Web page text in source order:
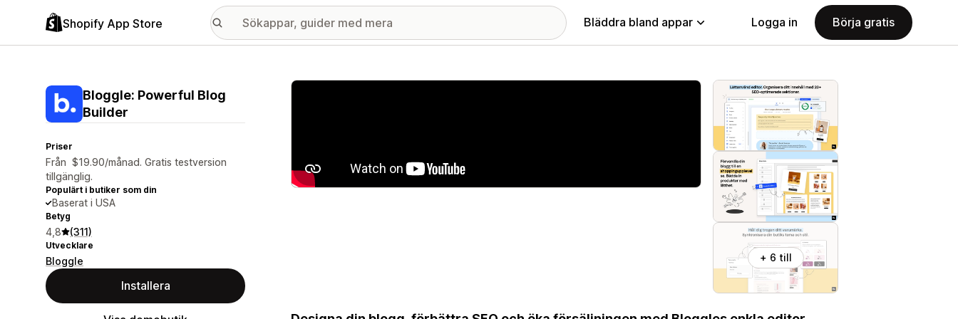
Shopify App Store Bläddra bland appar Logga in Börja gratis
Bloggle: Powerful Blog
Builder
Priser
Från $19.90/månad. Gratis testversion
tillgänglig.
Populärt i butiker som din
Baserat i USA
Betyg
4,8 (311)
Utvecklare
Bloggle
Installera
Galleri med utvalda bilder
+ 6 till